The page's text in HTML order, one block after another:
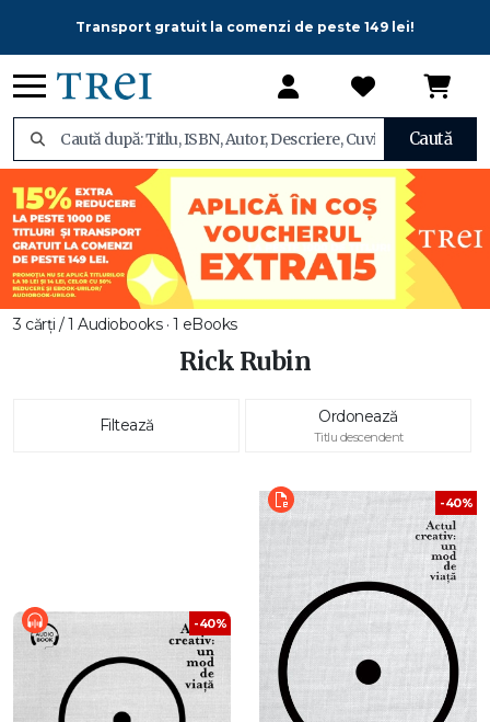
Transport gratuit la comenzi de peste 149 lei!
Caută
3 cărți / 1 Audiobooks · 1 eBooks
Rick Rubin
Filtează Ordonează
Titlu descendent
-40%
-40%